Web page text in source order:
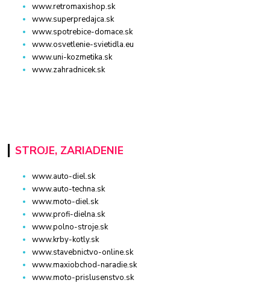
www.retromaxishop.sk
www.superpredajca.sk
www.spotrebice-domace.sk
www.osvetlenie-svietidla.eu
www.uni-kozmetika.sk
www.zahradnicek.sk
STROJE, ZARIADENIE
www.auto-diel.sk
www.auto-techna.sk
www.moto-diel.sk
www.profi-dielna.sk
www.polno-stroje.sk
www.krby-kotly.sk
www.stavebnictvo-online.sk
www.maxiobchod-naradie.sk
www.moto-prislusenstvo.sk